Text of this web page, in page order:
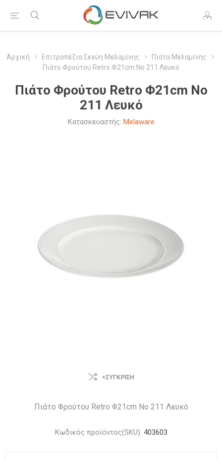
Αρχική Επιτραπέζια Σκεύη Μελαμίνης
Πιάτα Μελαμίνης
Πιάτο Φρούτου Retro Φ21cm Νο 211 Λευκό
Πιάτο Φρούτου Retro Φ21cm Νο
211 Λευκό
Κατασκευαστής: Melaware
+ΣΎΓΚΡΙΣΗ
Πιάτο Φρούτου Retro Φ21cm Νο 211 Λευκό
Κωδικός προϊόντος(SKU): 403603